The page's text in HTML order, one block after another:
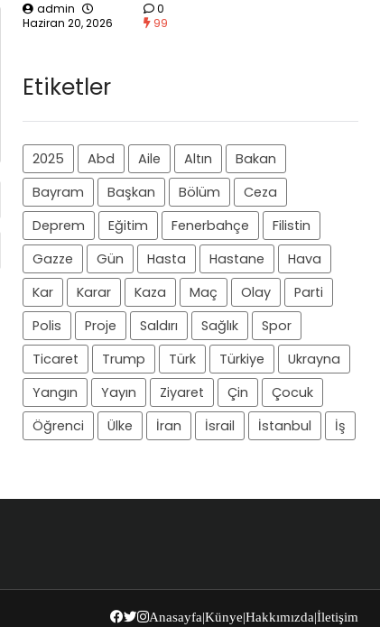
admin
Haziran 20, 2026
0
99
Etiketler
2025 Abd Aile Altın
Bakan
Bayram
Başkan Bölüm
Ceza
Deprem
Eğitim Fenerbahçe
Filistin
Gazze
Gün Hasta Hastane
Hava
Kar
Karar Kaza Maç Olay
Parti
Polis
Proje Saldırı Sağlık
Spor
Ticaret
Trump Türk Türkiye
Ukrayna
Yangın
Yayın Ziyaret Çin
Çocuk
Öğrenci
Ülke İran İsrail İstanbul İş
Anasayfa|Künye|Hakkımızda|İletişim